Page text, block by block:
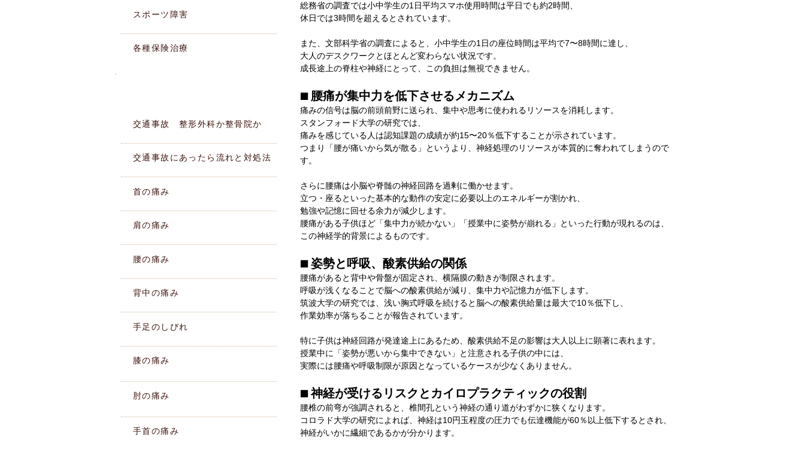
総務省の調査では小中学生の1日平均スマホ使用時間は平日でも約2時間、
休日では3時間を超えるとされています。
また、文部科学省の調査によると、小中学生の1日の座位時間は平均で7〜8時間に達し、
大人のデスクワークとほとんど変わらない状況です。
成長途上の脊柱や神経にとって、この負担は無視できません。
■ 腰痛が集中力を低下させるメカニズム
痛みの信号は脳の前頭前野に送られ、集中や思考に使われるリソースを消耗します。
スタンフォード大学の研究では、
痛みを感じている人は認知課題の成績が約15〜20％低下することが示されています。
つまり「腰が痛いから気が散る」というより、神経処理のリソースが本質的に奪われてしまうので
す。
さらに腰痛は小脳や脊髄の神経回路を過剰に働かせます。
立つ・座るといった基本的な動作の安定に必要以上のエネルギーが割かれ、
勉強や記憶に回せる余力が減少します。
腰痛がある子供ほど「集中力が続かない」「授業中に姿勢が崩れる」といった行動が現れるのは、
この神経学的背景によるものです。
■ 姿勢と呼吸、酸素供給の関係
腰痛があると背中や骨盤が固定され、横隔膜の動きが制限されます。
呼吸が浅くなることで脳への酸素供給が減り、集中力や記憶力が低下します。
筑波大学の研究では、浅い胸式呼吸を続けると脳への酸素供給量は最大で10％低下し、
作業効率が落ちることが報告されています。
特に子供は神経回路が発達途上にあるため、酸素供給不足の影響は大人以上に顕著に表れます。
授業中に「姿勢が悪いから集中できない」と注意される子供の中には、
実際には腰痛や呼吸制限が原因となっているケースが少なくありません。
■ 神経が受けるリスクとカイロプラクティックの役割
腰椎の前弯が強調されると、椎間孔という神経の通り道がわずかに狭くなります。
コロラド大学の研究によれば、神経は10円玉程度の圧力でも伝達機能が60％以上低下するとされ、
神経がいかに繊細であるかが分かります。
スポーツ障害
各種保険治療
交通事故 整形外科か整骨院か
交通事故にあったら流れと対処法
首の痛み
肩の痛み
腰の痛み
背中の痛み
手足のしびれ
膝の痛み
肘の痛み
手首の痛み